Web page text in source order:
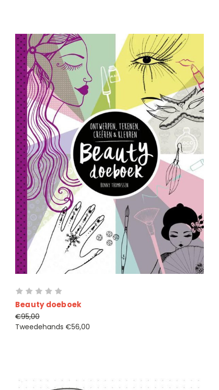
Beauty doeboek
€95,00
Tweedehands €56,00